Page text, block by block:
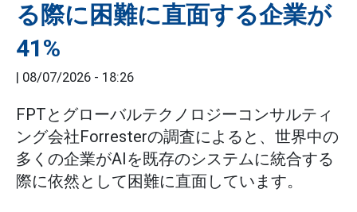
る際に困難に直面する企業が
41%
| 08/07/2026 - 18:26
FPTとグローバルテクノロジーコンサルティ
ング会社Forresterの調査によると、世界中の
多くの企業がAIを既存のシステムに統合する
際に依然として困難に直面しています。